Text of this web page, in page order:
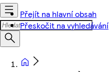
Přejít na hlavní obsah
Přeskočit na vyhledávání